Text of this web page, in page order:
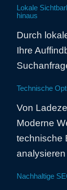
Lokale
hinaus
Durch
Ihre
Technische
Von
Moderne
technische
Nachhaltige